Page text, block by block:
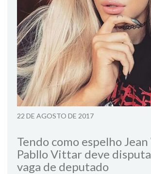
22 DE AGOSTO DE 2017
Tendo como espelho
Pabllo Vittar deve
vaga de deputado